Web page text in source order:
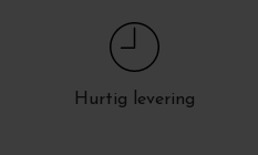
Hurtig levering